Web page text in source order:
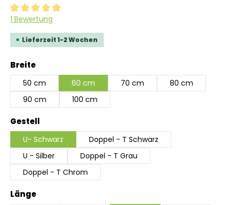
Durchschnittliche Bewertung von 5 von 5 Sternen
1 Bewertung
Lieferzeit 1-2 Wochen
Breiteauswählen
50 cm 60 cm 70 cm
80 cm
90 cm
100 cm
Gestell
U- Schwarz
Doppel - T Schwarz
U - Silber
Doppel - T Grau
Doppel - T Chrom
Längeauswählen